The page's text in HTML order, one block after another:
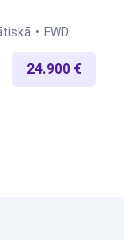
FWD
24.900 €